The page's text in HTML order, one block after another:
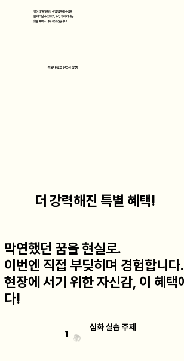
더 강력해진 특별 혜택!
1 📚
​​심화 실습 주제
막연했던 꿈을 현실로.
이번엔 직접 부딪히며 경험합니다.
현장에 서기 위한 자신감, 이 혜택
다!
영어 레벨 맞춤형 수업 덕분에 수업을
잘 따라갈 수 있었고, 수업 후에 다니는
핫플 투어도 너무 재밌었습니다!
- 경복대학교 신O정 학생